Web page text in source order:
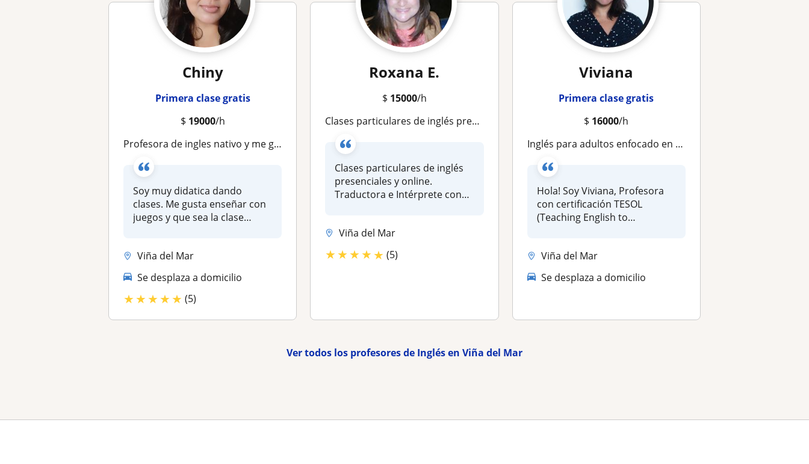
Chiny
Primera clase gratis
$ 19000/h
Profesora de ingles nativo y me gusta los niños y los jovenes para darle clases
Soy muy didatica dando
clases. Me gusta enseñar con
juegos y que sea la clase
Viña del Mar
Se desplaza a domicilio
★★★★★ (5)
Roxana E.
$ 15000/h
Clases particulares de inglés presenciales y online. Traductora e Intérprete con años de experiencia en la enseñanza del idioma
Clases particulares de inglés
presenciales y online.
Traductora e Intérprete con
Viña del Mar
★★★★★ (5)
Viviana
Primera clase gratis
$ 16000/h
Inglés para adultos enfocado en conversación y confianza al hablar
Hola! Soy Viviana, Profesora
con certificación TESOL
(Teaching English to
Viña del Mar
Se desplaza a domicilio
Ver todos los profesores de Inglés en Viña del Mar